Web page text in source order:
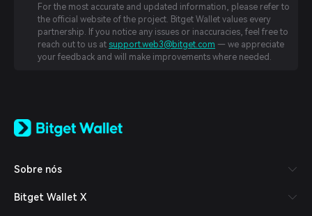
For the most accurate and updated information, please refer to
the official website of the project. Bitget Wallet values every
partnership. If you notice any issues or inaccuracies, feel free to
reach out to us at support.web3@bitget.com — we appreciate
your feedback and will make improvements where needed.
日本語
Español (Latinoamérica)
Italiano
Sobre nós
Bitget Wallet X